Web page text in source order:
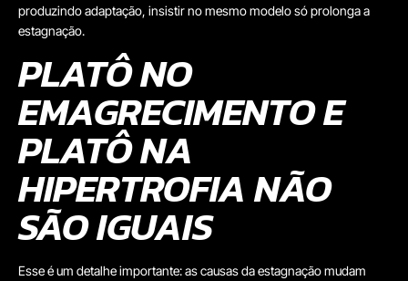
produzindo adaptação, insistir no mesmo modelo só prolonga a
estagnação.
PLATÔ NO
EMAGRECIMENTO E
PLATÔ NA
HIPERTROFIA NÃO
SÃO IGUAIS
Esse é um detalhe importante: as causas da estagnação mudam